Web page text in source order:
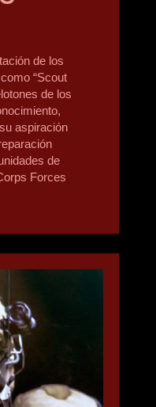
de los
“Scout
de los
aspiración
de
Forces